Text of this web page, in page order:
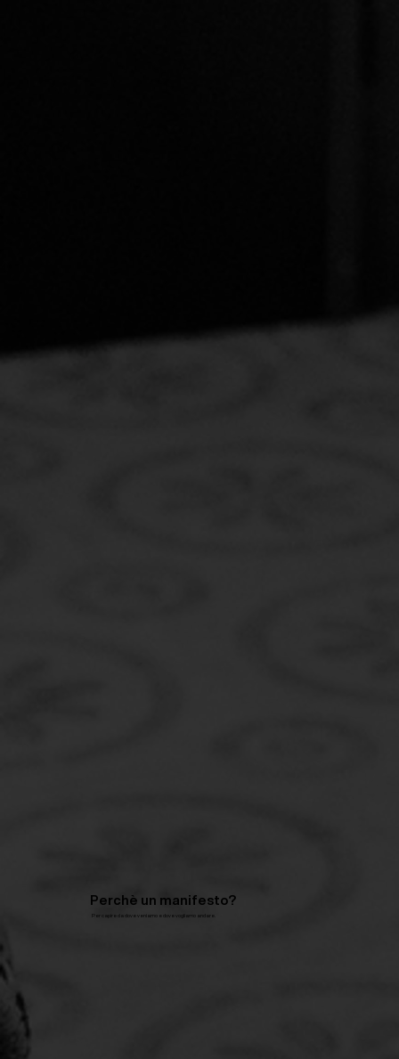
Perchè un manifesto?
Per capire da dove veniamo e dove vogliamo andare.